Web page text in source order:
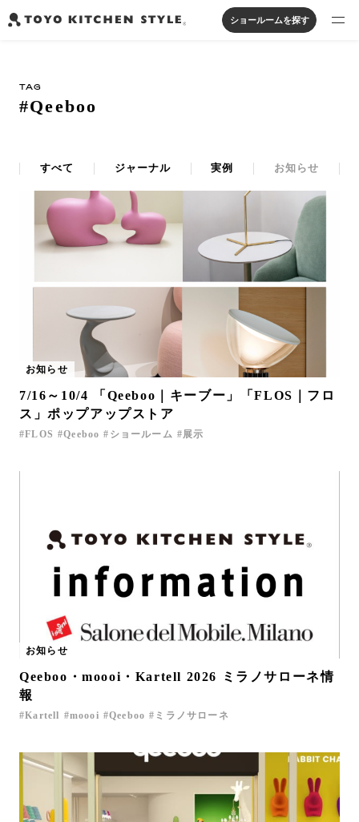
オープンキッチン
ペニンシュラキッチン
実例から探す
私たちについて
ジャーナルを読む
オンラインストア
カタログを見る
よくあるご質問
お問い合わせ
サポート
LANGUAGE :
JP
ショールームを探す
TAG
#Qeeboo
すべて ジャーナル 実例 お知らせ
お知らせ
7/16～10/4 「Qeeboo｜キーブー」「FLOS｜フロ
ス」ポップアップストア
FLOS Qeeboo ショールーム 展示
お知らせ
Qeeboo・moooi・Kartell 2026 ミラノサローネ情
報
Kartell moooi Qeeboo ミラノサローネ